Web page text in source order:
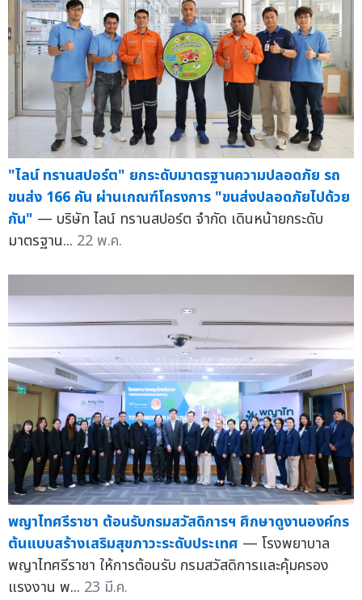
"ไลน์ ทรานสปอร์ต" ยกระดับมาตรฐานความปลอดภัย รถ
ขนส่ง 166 คัน ผ่านเกณฑ์โครงการ "ขนส่งปลอดภัยไปด้วย
กัน" — บริษัท ไลน์ ทรานสปอร์ต จำกัด เดินหน้ายกระดับ
มาตรฐาน... 22 พ.ค.
พญาไทศรีราชา ต้อนรับกรมสวัสดิการฯ ศึกษาดูงานองค์กร
ต้นแบบสร้างเสริมสุขภาวะระดับประเทศ — โรงพยาบาล
พญาไทศรีราชา ให้การต้อนรับ กรมสวัสดิการและคุ้มครอง
แรงงาน พ... 23 มี.ค.